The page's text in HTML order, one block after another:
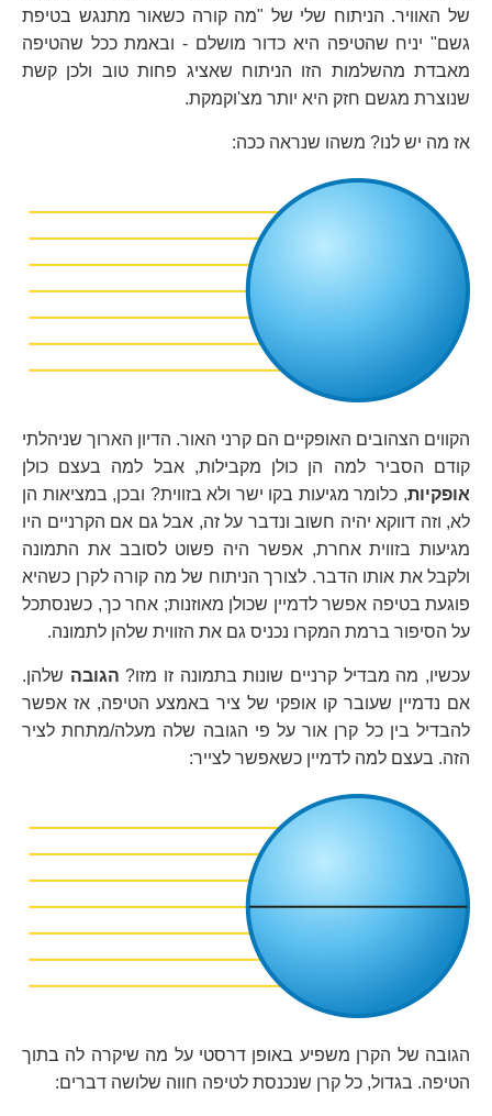
של האוויר. הניתוח שלי של "מה קורה כשאור מתנגש בטיפת
גשם" יניח שהטיפה היא כדור מושלם - ובאמת ככל שהטיפה
מאבדת מהשלמות הזו הניתוח שאציג פחות טוב ולכן קשת
שנוצרת מגשם חזק היא יותר מצ'וקמקת.
אז מה יש לנו? משהו שנראה ככה:
הקווים הצהובים האופקיים הם קרני האור. הדיון הארוך שניהלתי
קודם הסביר למה הן כולן מקבילות, אבל למה בעצם כולן
אופקיות, כלומר מגיעות בקו ישר ולא בזווית? ובכן, במציאות הן
לא, וזה דווקא יהיה חשוב ונדבר על זה, אבל גם אם הקרניים היו
מגיעות בזווית אחרת, אפשר היה פשוט לסובב את התמונה
ולקבל את אותו הדבר. לצורך הניתוח של מה קורה לקרן כשהיא
פוגעת בטיפה אפשר לדמיין שכולן מאוזנות; אחר כך, כשנסתכל
על הסיפור ברמת המקרו נכניס גם את הזווית שלהן לתמונה.
עכשיו, מה מבדיל קרניים שונות בתמונה זו מזו? הגובה שלהן.
אם נדמיין שעובר קו אופקי של ציר באמצע הטיפה, אז אפשר
להבדיל בין כל קרן אור על פי הגובה שלה מעלה/מתחת לציר
הזה. בעצם למה לדמיין כשאפשר לצייר:
הגובה של הקרן משפיע באופן דרסטי על מה שיקרה לה בתוך
הטיפה. בגדול, כל קרן שנכנסת לטיפה חווה שלושה דברים: